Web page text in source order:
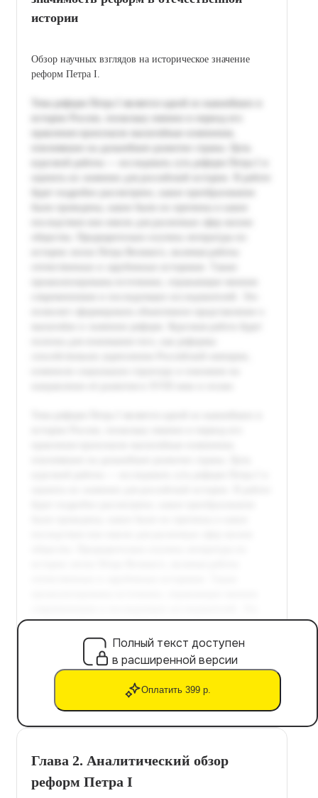
истории
Обзор научных взглядов на историческое значение
реформ Петра I.
Полный текст доступен
в расширенной версии
Оплатить 399 р.
Глава 2. Аналитический обзор
реформ Петра I